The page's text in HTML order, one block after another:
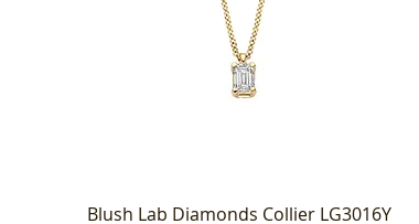
Blush Lab Diamonds Collier LG3016Y